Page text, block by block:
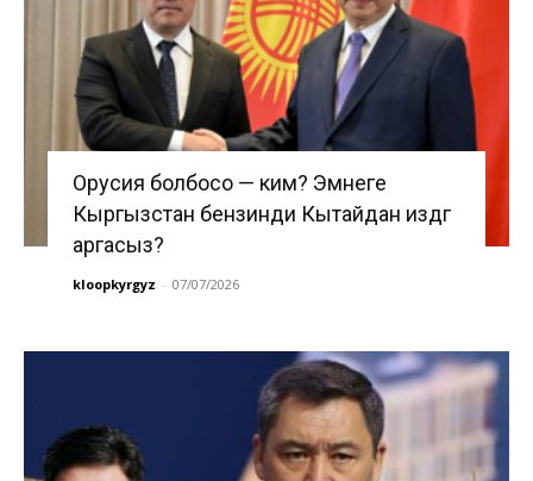
Орусия болбосо — ким? Эмнеге
Кыргызстан бензинди Кытайдан издөөгө
аргасыз?
kloopkyrgyz - 07/07/2026